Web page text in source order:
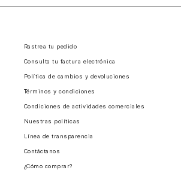
Rastrea tu pedido
Consulta tu factura electrónica
Política de cambios y devoluciones
Términos y condiciones
Condiciones de actividades comerciales
Nuestras políticas
Línea de transparencia
Contáctanos
¿Cómo comprar?